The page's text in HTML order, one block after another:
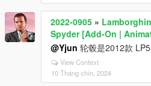
2022-0905 »
Spyder [Add-On |
@Yjun 轮毂是2012款
View Context
10 Tháng chín, 2024